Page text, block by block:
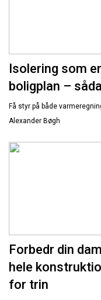
Isolering som
boligplan –
Få styr på både
Alexander Bøgh
Forbedr din
hele
for trin